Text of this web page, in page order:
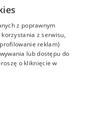
z poprawnym
z serwisu,
reklam)
lub dostępu do
o kliknięcie w